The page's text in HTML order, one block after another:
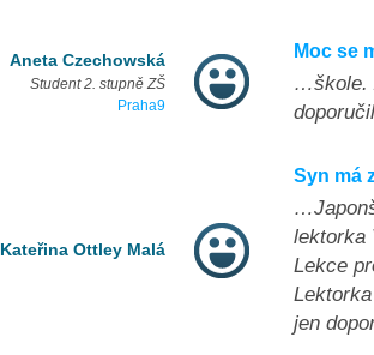
Aneta Czechowská
Student 2. stupně ZŠ
Praha9
Moc se
…škole.
Kateřina Ottley Malá
Syn má
lektorka
Lekce
jen